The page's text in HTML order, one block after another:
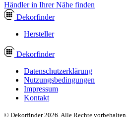
Händler in Ihrer Nähe finden
Dekorfinder
Hersteller
Dekorfinder
Datenschutzerklärung
Nutzungsbedingungen
Impressum
Kontakt
© Dekorfinder 2026. Alle Rechte vorbehalten.